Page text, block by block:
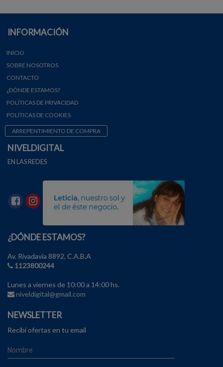
INFORMACIÓN
INICIO
SOBRE NOSOTROS
CONTACTO
¿DÓNDE ESTAMOS?
POLÍTICAS DE PRIVACIDAD
POLÍTICAS DE COOKIES
ARREPENTIMIENTO DE COMPRA
NIVELDIGITAL
EN LAS REDES
¿DÓNDE ESTAMOS?
Av. Rivadavia 8892, C.A.B.A
1123800244
Lunes a viernes de 10:00 a 14:00 hs.
niveldigital@gmail.com
NEWSLETTER
Recibí ofertas en tu email